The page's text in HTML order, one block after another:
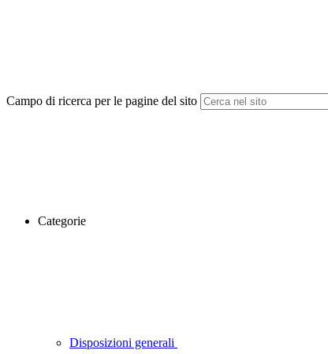
Campo di ricerca per le pagine del sito
Categorie
Disposizioni generali